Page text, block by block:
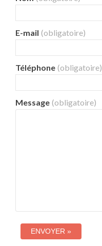
E-mail (obligatoire)
Téléphone (obligatoire)
Message (obligatoire)